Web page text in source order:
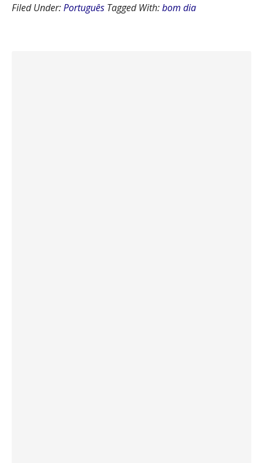
Filed Under:Português Tagged With:bom dia